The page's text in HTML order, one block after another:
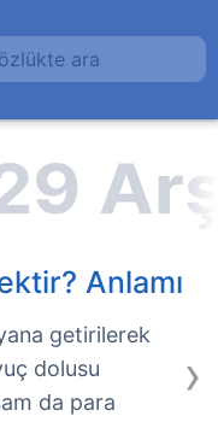
ara
Anlamı
›
getirilerek
dolusu
da para